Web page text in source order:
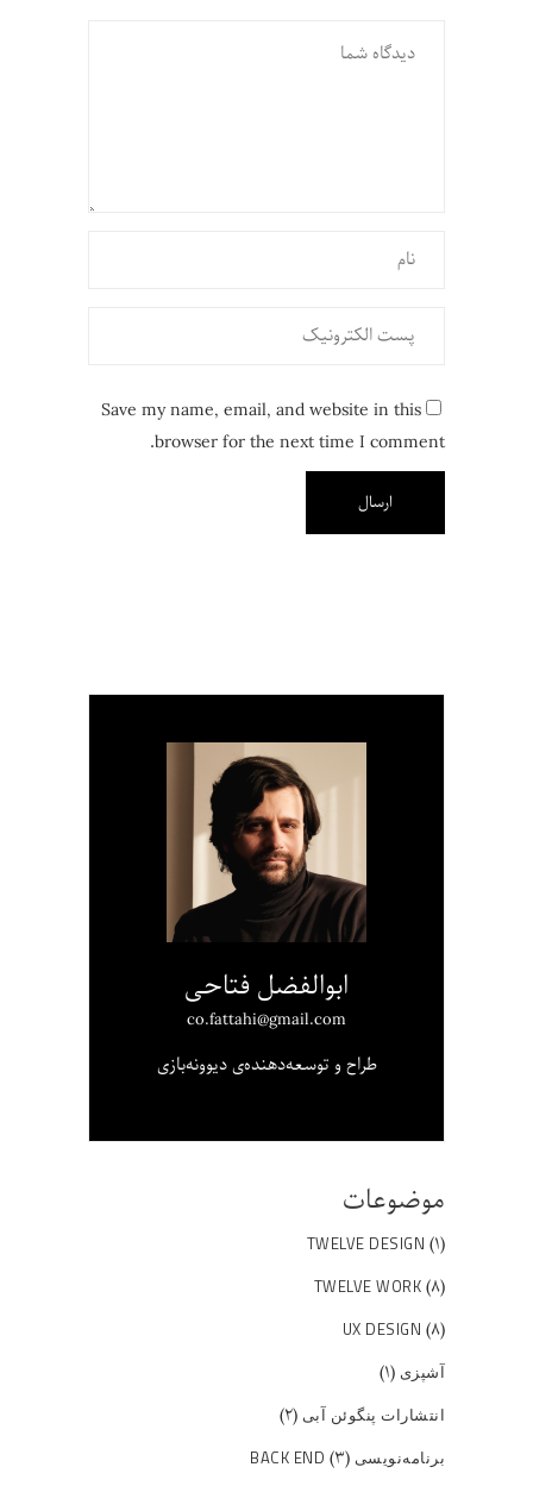
Save my name, email, and website in this
browser for the next time I comment.
ابوالفضل فتاحی
co.fattahi@gmail.com
طراح و توسعه‌دهنده‌ی دیوونه‌بازی
موضوعات
TWELVE DESIGN (۱)
TWELVE WORK (۸)
UX DESIGN (۸)
آشپزی (۱)
انتشارات پنگوئن آبی (۲)
برنامه‌نویسی BACK END (۳)